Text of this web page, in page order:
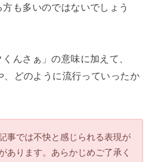
も多いのではないでしょう
んさぁ」の意味に加えて、
、どのように流行っていったか
事では不快と感じられる表現が
あります。あらかじめご了承く